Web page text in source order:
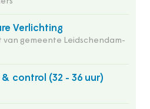
Verlichting
van gemeente Leidschendam-
control (32 - 36 uur)